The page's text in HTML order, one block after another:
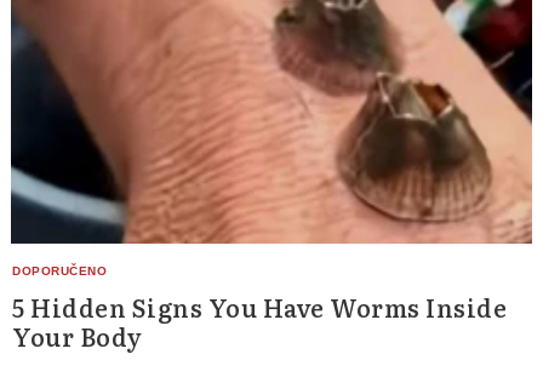
5 Hidden Signs You Have Worms Inside
Your Body